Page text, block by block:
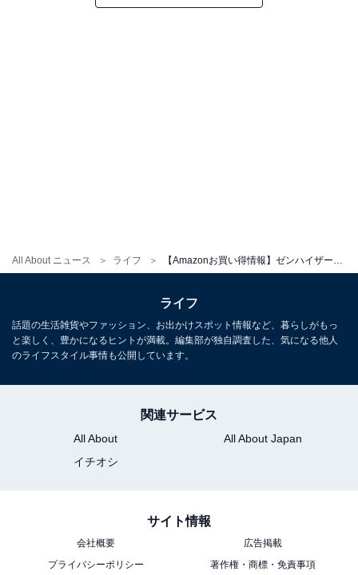
All About ニュース ライフ
ゼンハイザー(Sennheiser) IE 100 PRO CLEAR プロ用モ
ル型 有線イヤホン
Amazonで見る
ライフ
話題の生活雑貨やファッション、お出かけスポット情報など、暮らしがもっ
と楽しく、豊かになるヒントが満載。編集部が独自調査した、気になる他人
のライフスタイル事情も公開しています。
関連サービス
All About
All About Japan
イチオシ
サイト情報
会社概要
広告掲載
プライバシーポリシー
著作権・商標・免責事項